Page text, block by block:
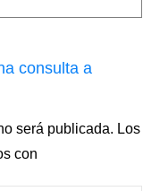
consulta a
será publicada. Los
con